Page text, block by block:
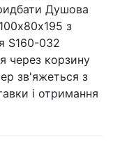
Душова
з
S160-032
через корзину
зв'яжеться з
і отримання